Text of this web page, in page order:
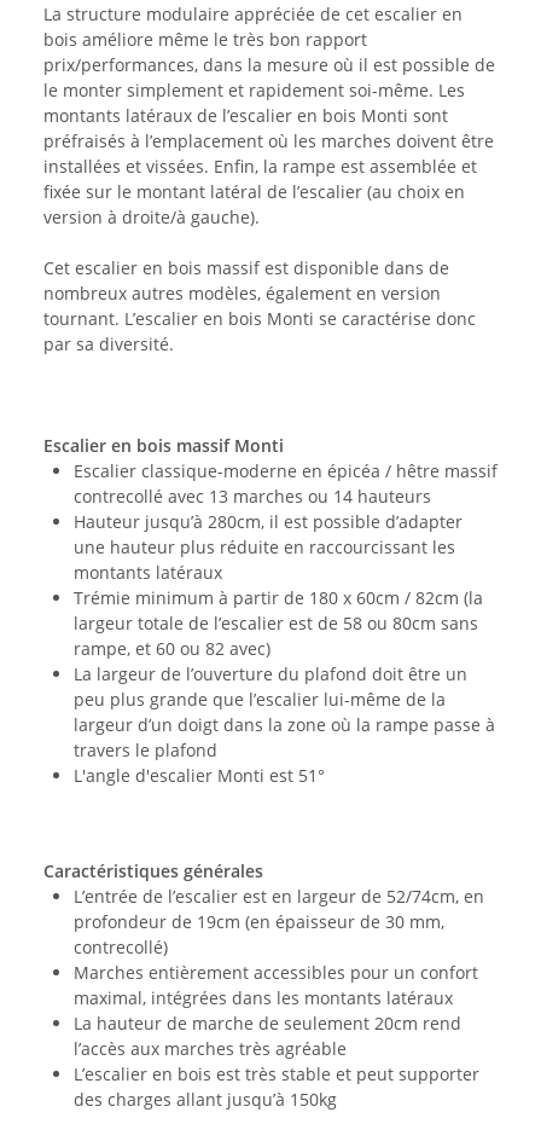
La structure modulaire appréciée de cet escalier en
bois améliore même le très bon rapport
prix/performances, dans la mesure où il est possible de
le monter simplement et rapidement soi-même. Les
montants latéraux de l’escalier en bois Monti sont
préfraisés à l’emplacement où les marches doivent être
installées et vissées. Enfin, la rampe est assemblée et
fixée sur le montant latéral de l’escalier (au choix en
version à droite/à gauche).
Cet escalier en bois massif est disponible dans de
nombreux autres modèles, également en version
tournant. L’escalier en bois Monti se caractérise donc
par sa diversité.
Escalier en bois massif Monti
Escalier classique-moderne en épicéa / hêtre massif
contrecollé avec 13 marches ou 14 hauteurs
Hauteur jusqu’à 280cm, il est possible d’adapter
une hauteur plus réduite en raccourcissant les
montants latéraux
Trémie minimum à partir de 180 x 60cm / 82cm (la
largeur totale de l’escalier est de 58 ou 80cm sans
rampe, et 60 ou 82 avec)
La largeur de l’ouverture du plafond doit être un
peu plus grande que l’escalier lui-même de la
largeur d’un doigt dans la zone où la rampe passe à
travers le plafond
L'angle d'escalier Monti est 51°
Caractéristiques générales
L’entrée de l’escalier est en largeur de 52/74cm, en
profondeur de 19cm (en épaisseur de 30 mm,
contrecollé)
Marches entièrement accessibles pour un confort
maximal, intégrées dans les montants latéraux
La hauteur de marche de seulement 20cm rend
l’accès aux marches très agréable
L’escalier en bois est très stable et peut supporter
des charges allant jusqu’à 150kg